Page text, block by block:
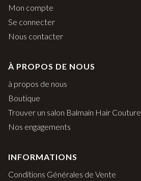
Mon compte
Se connecter
Nous contacter
À PROPOS DE NOUS
à propos de nous
Boutique
Trouver un salon Balmain Hair Couture
Nos engagements
INFORMATIONS
Conditions Générales de Vente